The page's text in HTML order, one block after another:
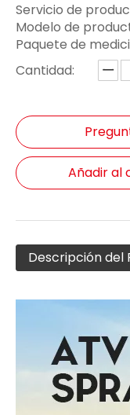
Servicio de
Modelo de
Paquete de
Cantidad:
Añadir al
Descripción del